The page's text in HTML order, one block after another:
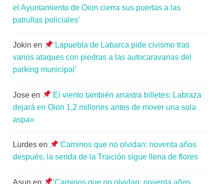
el Ayuntamiento de Oion cierra sus puertas a las
patrullas policiales’
Jokin en
’Lapuebla de Labarca pide civismo tras
varios ataques con piedras a las autocaravanas del
parking municipal’
Jose en
’El viento también arrastra billetes: Labraza
dejará en Oion 1,2 millones antes de mover una sola
aspa»
Lurdes en
’Caminos que no olvidan: noventa años
después, la senda de la Traición sigue llena de flores
Asun en
’Caminos que no olvidan: noventa años